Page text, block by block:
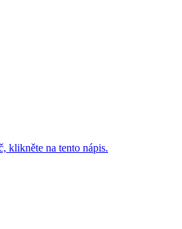
klikněte na tento nápis.